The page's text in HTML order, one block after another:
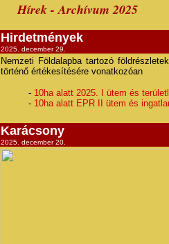
Hírek - Archívum 2025
Hirdetmények
2025. december 29.
Nemzeti Földalapba tartozó
történő értékesítésére vonatkozóan
- 10ha alatt 2025. I ütem és
- 10ha alatt EPR II ütem és
Karácsony
2025. december 20.